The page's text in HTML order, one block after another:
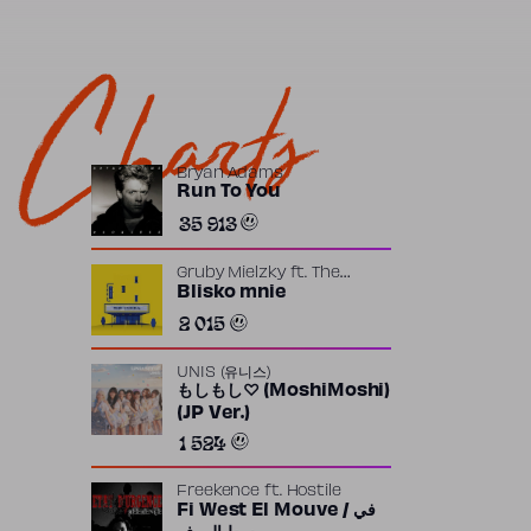
Charts
Bryan Adams
Run To You
35 913
Gruby Mielzkyft.
The
Returners
Blisko mnie
2 015
UNIS (유니스)
もしもし♡ (MoshiMoshi)
(JP Ver.)
1 524
Freekence ft. Hostile
Fi West El Mouve / في